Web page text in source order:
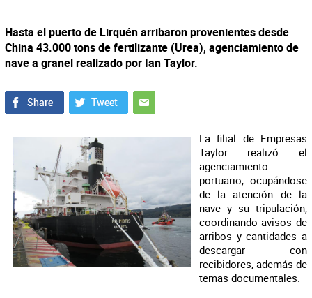
Hasta el puerto de Lirquén arribaron provenientes desde
China 43.000 tons de fertilizante (Urea), agenciamiento de
nave a granel realizado por Ian Taylor.
La filial de Empresas
Taylor realizó el
agenciamiento
portuario, ocupándose
de la atención de la
nave y su tripulación,
coordinando avisos de
arribos y cantidades a
descargar con
recibidores, además de
temas documentales.